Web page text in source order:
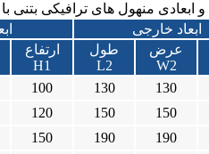
منهول های ترافیکی بتنی
ابعاد خارجی
ارتفاع
H1
طول
L2
عرض
W2
100 130 130
120 150 150
150 190 190